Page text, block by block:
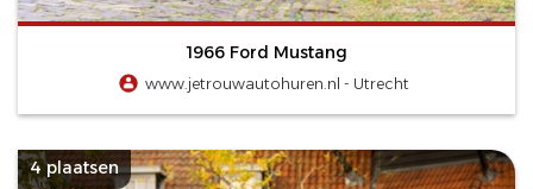
1966 Ford Mustang
www.jetrouwautohuren.nl - Utrecht
4 plaatsen